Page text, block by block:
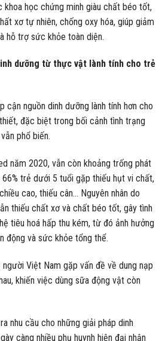
khoa học chứng minh giàu chất béo tốt,
xơ tự nhiên, chống oxy hóa, giúp giảm
hỗ trợ sức khỏe toàn diện.
dưỡng từ thực vật lành tính cho trẻ
cận nguồn dinh dưỡng lành tính hơn cho
đặc biệt trong bối cảnh tình trạng
phổ biến.
năm 2020, vẫn còn khoảng trống phát
trẻ dưới 5 tuổi gặp thiếu hụt vi chất,
cao, thiếu cân… Nguyên nhân do
thiếu chất xơ và chất béo tốt, gây tình
tiêu hoá hấp thu kém, từ đó ảnh hưởng
động và sức khỏe tổng thể.
người Việt Nam gặp vấn đề về dung nạp
khiến việc dùng sữa động vật còn
nhu cầu cho những giải pháp dinh
càng nhiều phụ huynh hiện đại nhận